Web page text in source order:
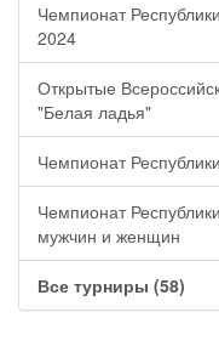
Чемпионат
2024
Открытые
"Белая ладья"
Чемпионат
Чемпионат
мужчин и женщин
Все турниры (58)